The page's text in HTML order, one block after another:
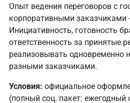
Опыт ведения переговоров с
корпоративными заказчиками
Инициативность, готовность
ответственность за принятые
реализовывать одновременно
разными заказчиками.
Условия: официальное
(полный соц. пакет: